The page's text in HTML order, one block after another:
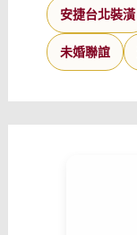
安捷台北裝潢
未婚聯誼